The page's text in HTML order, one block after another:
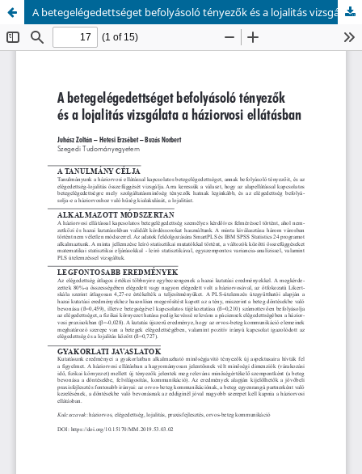
A betegelégedettséget befolyásoló tényezők és a lojalitás vizsgálata a háziorvosi ellátásban